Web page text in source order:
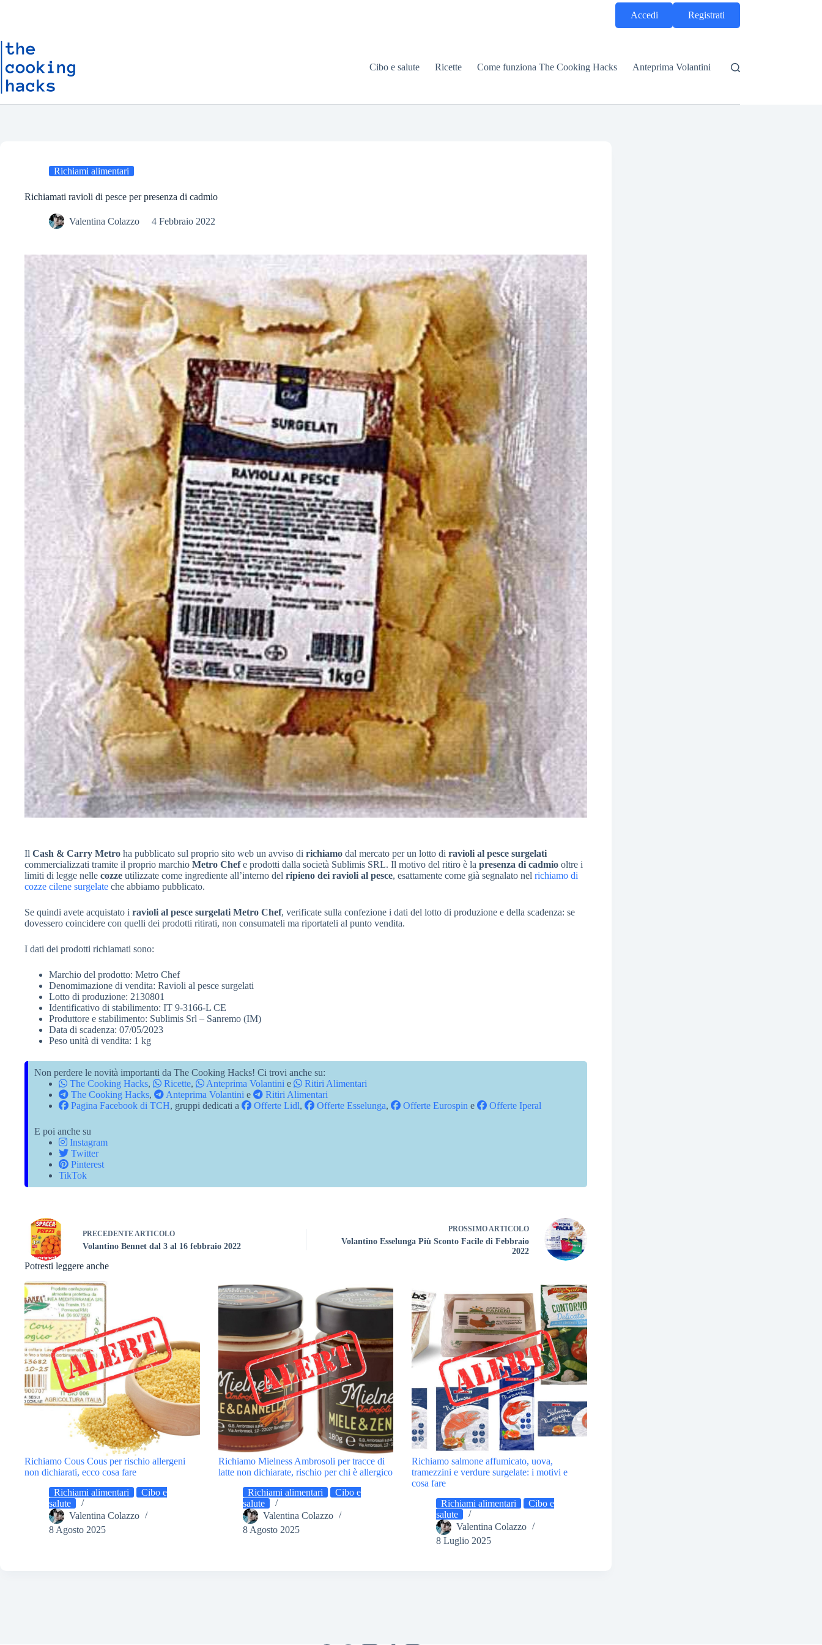
t
o
n
Accedi Registrati
Cibo e salute Ricette Come funziona The Cooking Hacks Anteprima Volantini
Richiami alimentari
Richiamati ravioli di pesce per presenza di cadmio
Valentina Colazzo 4 Febbraio 2022
Il Cash & Carry Metro ha pubblicato sul proprio sito web un avviso di richiamo dal mercato per un lotto di ravioli al pesce surgelati
commercializzati tramite il proprio marchio Metro Chefe prodotti dalla società Sublimis SRL. Il motivo del ritiro è la presenza di cadmio oltre i
limiti di legge nelle cozze utilizzate come ingrediente all’interno del ripieno dei ravioli al pesce, esattamente come già segnalato nel richiamo di
cozze cilene surgelate che abbiamo pubblicato.
Se quindi avete acquistato i ravioli al pesce surgelati Metro Chef, verificate sulla confezione i dati del lotto di produzione e della scadenza: se
dovessero coincidere con quelli dei prodotti ritirati, non consumateli ma riportateli al punto vendita.
I dati dei prodotti richiamati sono:
Marchio del prodotto: Metro Chef
Denomimazione di vendita: Ravioli al pesce surgelati
Lotto di produzione: 2130801
Identificativo di stabilimento: IT 9-3166-L CE
Produttore e stabilimento: Sublimis Srl – Sanremo (IM)
Data di scadenza: 07/05/2023
Peso unità di vendita: 1 kg
Non perdere le novità importanti da The Cooking Hacks! Ci trovi anche su:
The Cooking Hacks, Ricette, Anteprima Volantini e
Ritiri Alimentari
The Cooking Hacks, Anteprima Volantini e
Ritiri Alimentari
Pagina Facebook di TCH, gruppi dedicati a Offerte Lidl, Offerte Esselunga, Offerte Eurospin e Offerte Iperal
E poi anche su
Instagram
Twitter
Pinterest
TikTok
PRECEDENTE ARTICOLO
Volantino Bennet dal 3 al 16 febbraio 2022
PROSSIMO ARTICOLO
Volantino Esselunga Più Sconto Facile di Febbraio
2022
Potresti leggere anche
Richiamo Cous Cous per rischio allergeni
non dichiarati, ecco cosa fare
Richiami alimentari
Cibo e
salute
Valentina Colazzo
8 Agosto 2025
Richiamo Mielness Ambrosoli per tracce di
latte non dichiarate, rischio per chi è allergico
Richiami alimentari
Cibo e
salute
Valentina Colazzo
8 Agosto 2025
Richiamo salmone affumicato, uova,
tramezzini e verdure surgelate: i motivi e
cosa fare
Richiami alimentari
Cibo e
salute
Valentina Colazzo
8 Luglio 2025